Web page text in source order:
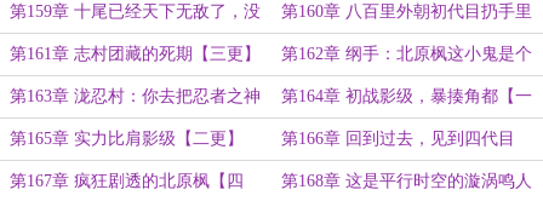
好像追上他们了’【三更】 找到了命运之子了【四更】
第159章 十尾已经天下无敌了，没
想到还有高手，这是谁的部将【一
更】
第160章 八百里外朝初代目扔手里
剑的强者，角都【二更】
第161章 志村团藏的死期【三更】 第162章 纲手：北原枫这小鬼是个
天才【四更】
第163章 泷忍村：你去把忍者之神
干掉。角都：打忍者之神？我吗？五
更
第164章 初战影级，暴揍角都【一
更】
第165章 实力比肩影级【二更】 第166章 回到过去，见到四代目
【三更】
第167章 疯狂剧透的北原枫【四 第168章 这是平行时空的漩涡鸣人